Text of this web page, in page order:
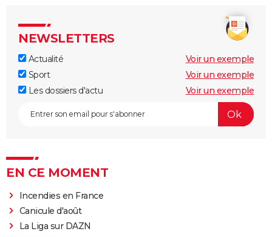
NEWSLETTERS
Actualité
Voir un exemple
Sport
Voir un exemple
Les dossiers d'actu
Voir un exemple
EN CE MOMENT
Incendies en France
Canicule d'août
La Liga sur DAZN